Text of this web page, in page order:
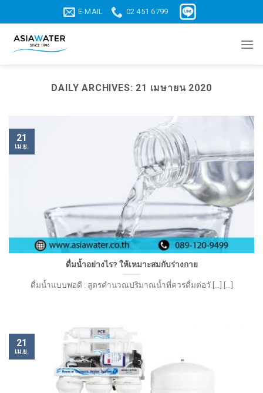
to
content
E-MAIL 02 451 6799
DAILY ARCHIVES: 21 เมษายน 2020
ดื่มน้ำอย่างไร? ให้เหมาะสมกับร่างกาย
ดื่มน้ำแบบพอดี : สูตรคำนวณปริมาณน้ำที่ควรดื่มต่อวั [...] [...]
21
เม.ย.
21
เม.ย.